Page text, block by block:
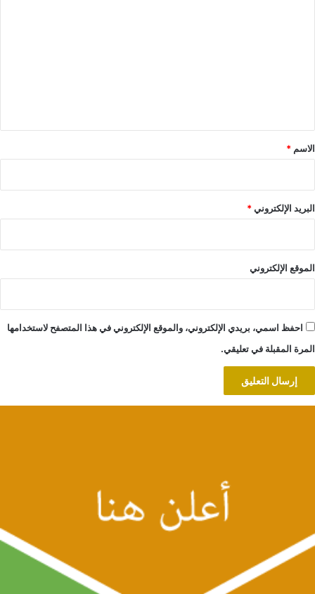
*
الاسم *
البريد الإلكتروني*
الموقع الإلكتروني
احفظ اسمي، بريدي الإلكتروني، والموقع الإلكتروني في هذا المتصفح لاستخدامها
المرة المقبلة في تعليقي.